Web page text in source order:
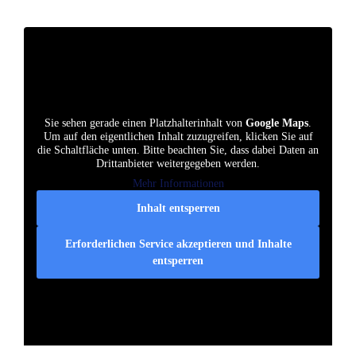
Sie sehen gerade einen Platzhalterinhalt von Google Maps.
Um auf den eigentlichen Inhalt zuzugreifen, klicken Sie auf
die Schaltfläche unten. Bitte beachten Sie, dass dabei Daten an
Drittanbieter weitergegeben werden.
Mehr Informationen
Inhalt entsperren
Erforderlichen Service akzeptieren und Inhalte
entsperren